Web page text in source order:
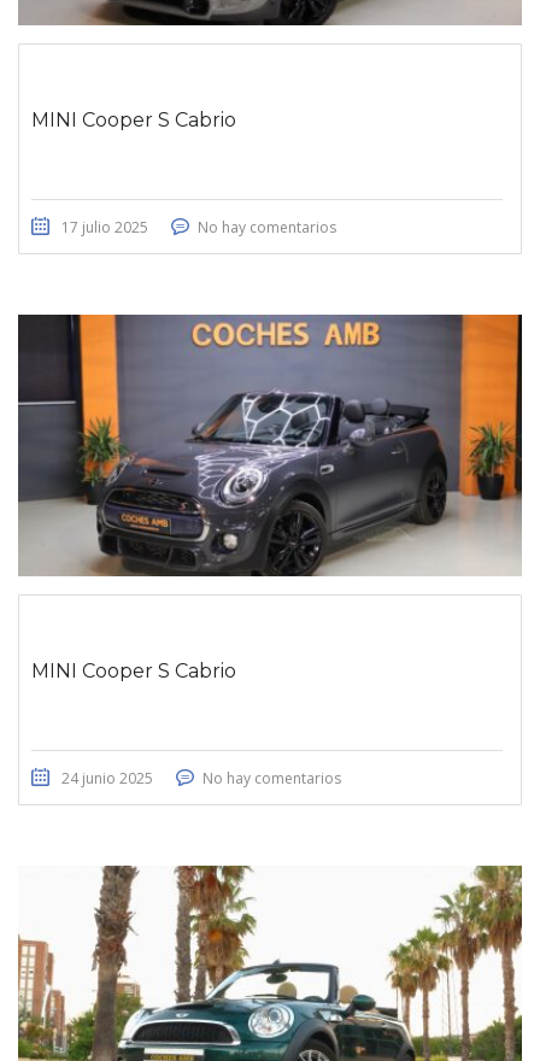
MINI Cooper S Cabrio
17 julio 2025 No hay comentarios
MINI Cooper S Cabrio
24 junio 2025 No hay comentarios